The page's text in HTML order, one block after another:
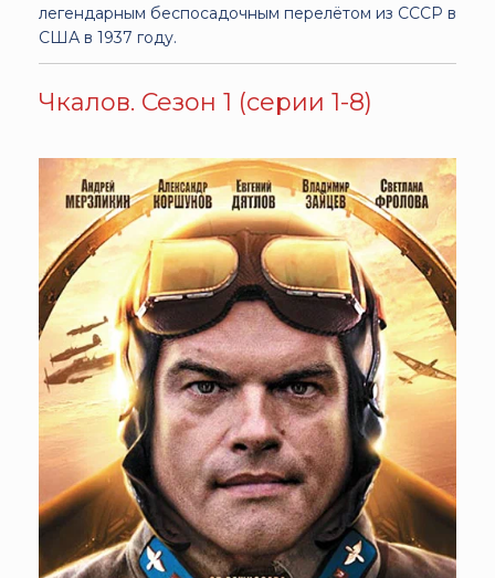
легендарным беспосадочным перелётом из СССР в
США в 1937 году.
Чкалов. Сезон 1 (серии 1-8)